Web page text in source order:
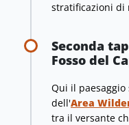
stratificazioni di
Seconda
Fosso del
Qui il
dell'Area
tra il versante